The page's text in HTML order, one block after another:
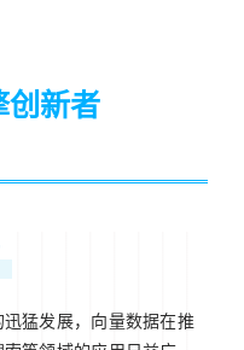
创新者
猛发展，向量数据在推